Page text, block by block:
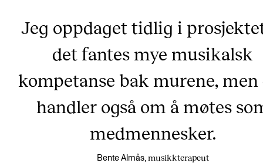
Jeg oppdaget tidlig i
det fantes mye musikalsk
kompetanse bak murene, men
handler også om å møtes
medmennesker.
Bente Almås, musikkterapeut